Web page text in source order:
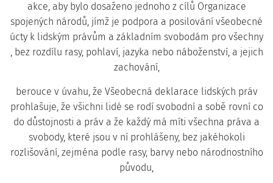
akce, aby bylo dosaženo jednoho z cílů Organizace
spojených národů, jímž je podpora a posilování všeobecné
úcty k lidským právům a základním svobodám pro všechny
, bez rozdílu rasy, pohlaví, jazyka nebo náboženství, a jejich
zachování,
berouce v úvahu, že Všeobecná deklarace lidských práv
prohlašuje, že všichni lidé se rodí svobodní a sobě rovní co
do důstojnosti a práv a že každý má míti všechna práva a
svobody, které jsou v ní prohlášeny, bez jakéhokoli
rozlišování, zejména podle rasy, barvy nebo národnostního
původu,